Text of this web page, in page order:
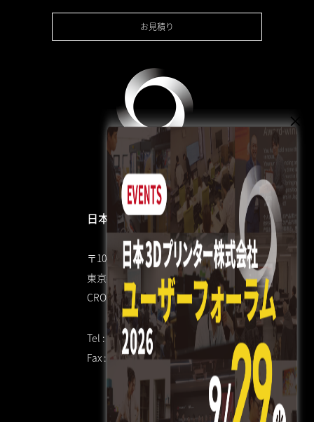
お見積り
日本3Dプリンター株式会社
〒104-0053
東京都中央区晴海4丁目7-4
CROSS DOCK HARUMI 1F
Tel : 03 3520 8928
Fax : 03 6800 7771（共通）